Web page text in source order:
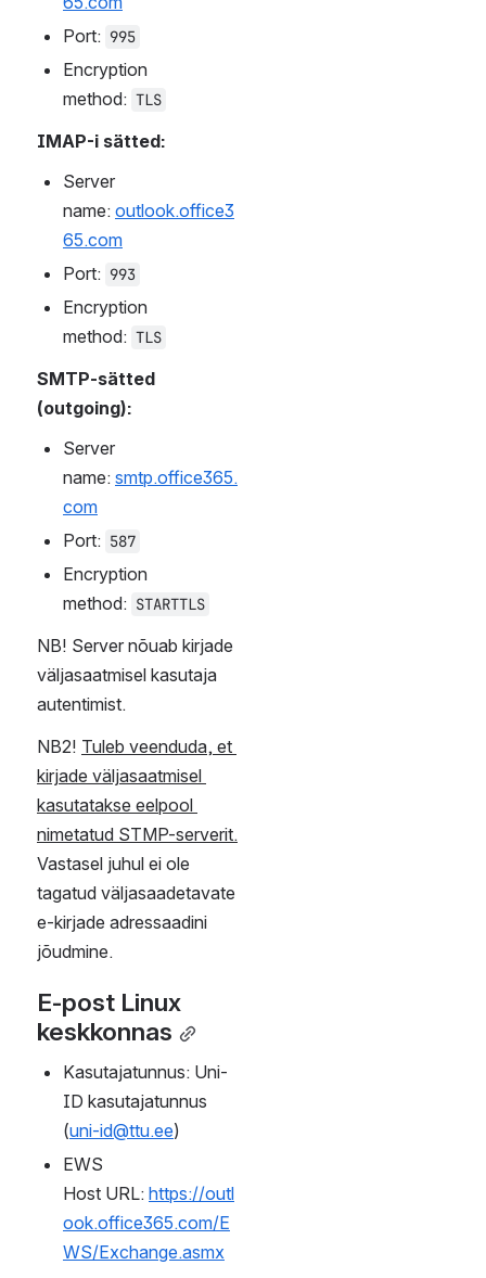
meilikonto seadistamisel
IMAP-iga ei ole võimalik
kasutada ühisekalendri
võimalusi. NB! Enne
POP3 või IMAP-i
kasutaja vähemalt üks
kord logima sisse
veebimeili
keskkonda mail.taltech.ee
ning vahetama ära
postkasti loomisel antud
ajutise parooli. Alles
seejärel on võimalik
meiliklient.
POP-sätted:
Server
name: outlook.office3
65.com
Encryption
method:
IMAP-i sätted:
Server
name: outlook.office3
65.com
Port: 993
Encryption
method: TLS
(outgoing):
Server
name: smtp.office365.
com
Port: 587
Encryption
method: STARTTLS
NB! Server nõuab kirjade